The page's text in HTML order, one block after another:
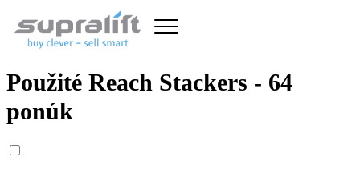
Použité Reach Stackers - 64
ponúk